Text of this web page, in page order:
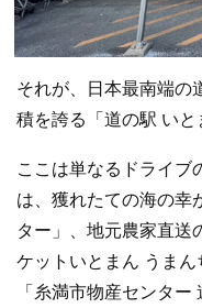
それが、日本最南端の
積を誇る「道の駅 いと
ここは単なるドライブ
は、獲れたての海の幸
ター」、地元農家直送
ケットいとまん うま
「糸満市物産センタ